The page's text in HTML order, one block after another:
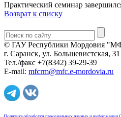
Практический семинар
Возврат к списку
© ГАУ Республики Мордовия
г. Саранск, ул. Большевистская, 31
Тел./факс +7(8342) 39-29-39
E-mail: mfcrm@mfc.e-mordovia.ru